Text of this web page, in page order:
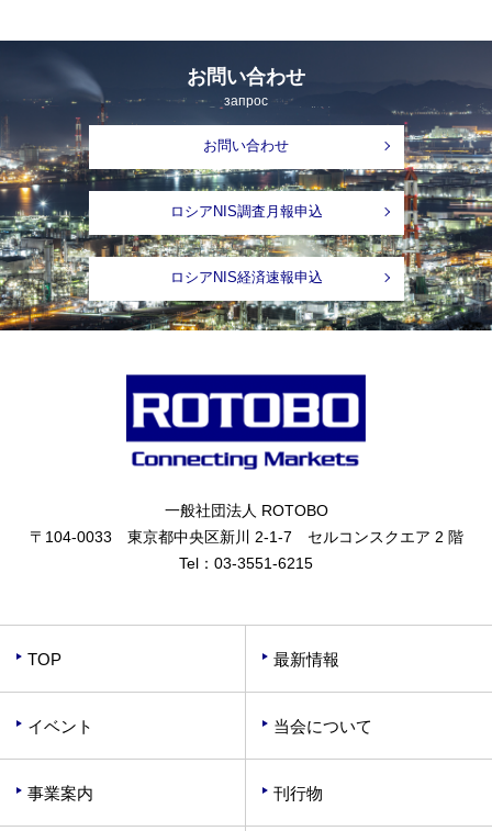
お問い合わせ
запрос
お問い合わせ
ロシアNIS調査月報申込
ロシアNIS経済速報申込
一般社団法人 ROTOBO
〒104-0033 東京都中央区新川 2-1-7 セルコンスクエア 2 階
Tel： 03-3551-6215
TOP 最新情報
イベント 当会について
事業案内 刊行物